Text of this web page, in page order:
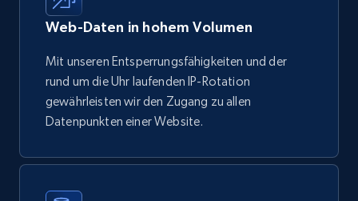
Web-Daten in hohem Volumen
Mit unseren Entsperrungsfähigkeiten und der
rund um die Uhr laufenden IP-Rotation
gewährleisten wir den Zugang zu allen
Datenpunkten einer Website.